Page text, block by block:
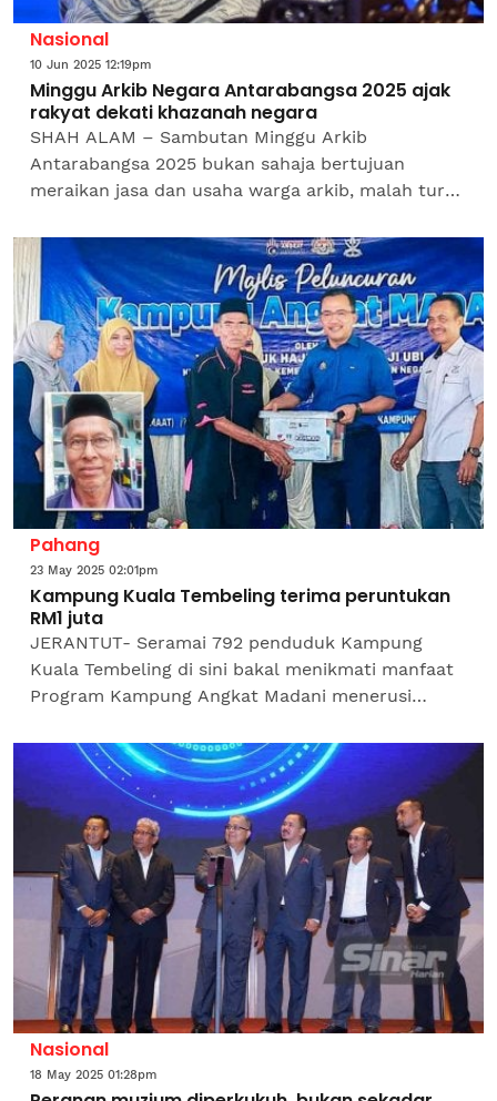
Nasional
10 Jun 2025 12:19pm
Minggu Arkib Negara Antarabangsa 2025 ajak
rakyat dekati khazanah negara
SHAH ALAM – Sambutan Minggu Arkib
Antarabangsa 2025 bukan sahaja bertujuan
meraikan jasa dan usaha warga arkib, malah turut
sejarah negara yang menjadi...
Pahang
23 May 2025 02:01pm
Kampung Kuala Tembeling terima peruntukan
RM1 juta
JERANTUT- Seramai 792 penduduk Kampung
Kuala Tembeling di sini bakal menikmati manfaat
Program Kampung Angkat Madani menerusi
ini. Peruntukan itu...
Nasional
18 May 2025 01:28pm